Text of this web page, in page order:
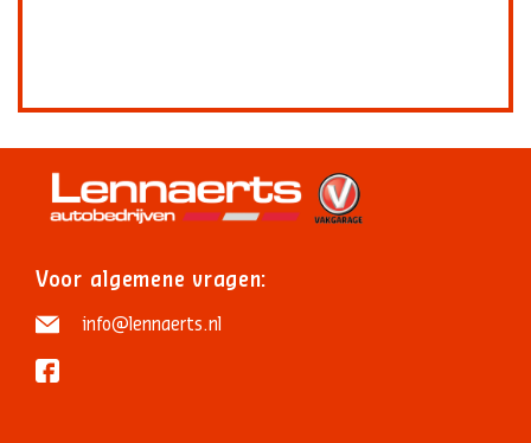
Voor algemene vragen:
info@lennaerts.nl